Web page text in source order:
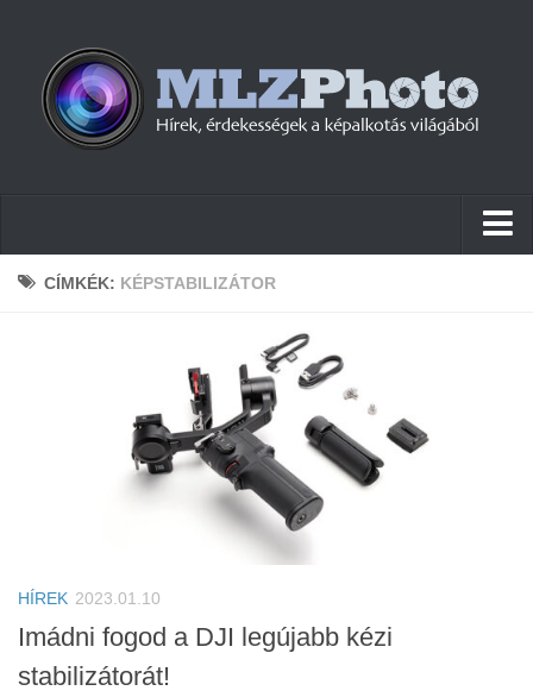
Hírek
Érdekességek
Helyszíni Riport
E-BB
CÍMKÉK: KÉPSTABILIZÁTOR
HÍREK 2023.01.10
Imádni fogod a DJI legújabb kézi
stabilizátorát!